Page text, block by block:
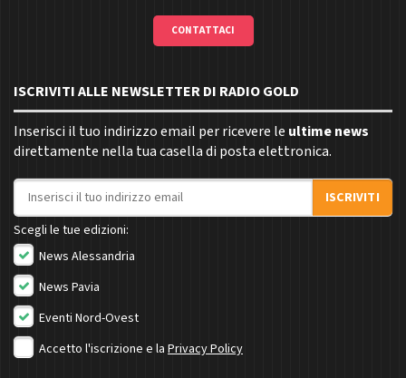
CONTATTACI
ISCRIVITI ALLE NEWSLETTER DI RADIO GOLD
Inserisci il tuo indirizzo email per ricevere le ultime news
direttamente nella tua casella di posta elettronica.
Indirizzo email
ISCRIVITI
Scegli le tue edizioni:
News Alessandria
News Pavia
Eventi Nord-Ovest
Accetto l'iscrizione e la Privacy Policy